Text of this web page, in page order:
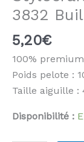
3832
5,20€
100%
Poids pelote :
Taille aiguille :
Disponibilité :